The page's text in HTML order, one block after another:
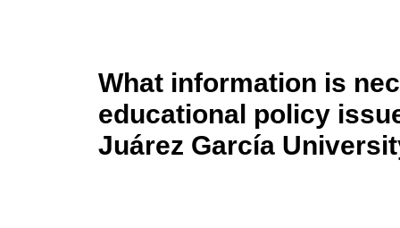
What information is
educational policy
Juárez García